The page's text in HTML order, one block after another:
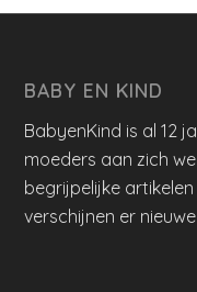
BABY EN KIND
BabyenKind is al 12
moeders aan zich
begrijpelijke
verschijnen er